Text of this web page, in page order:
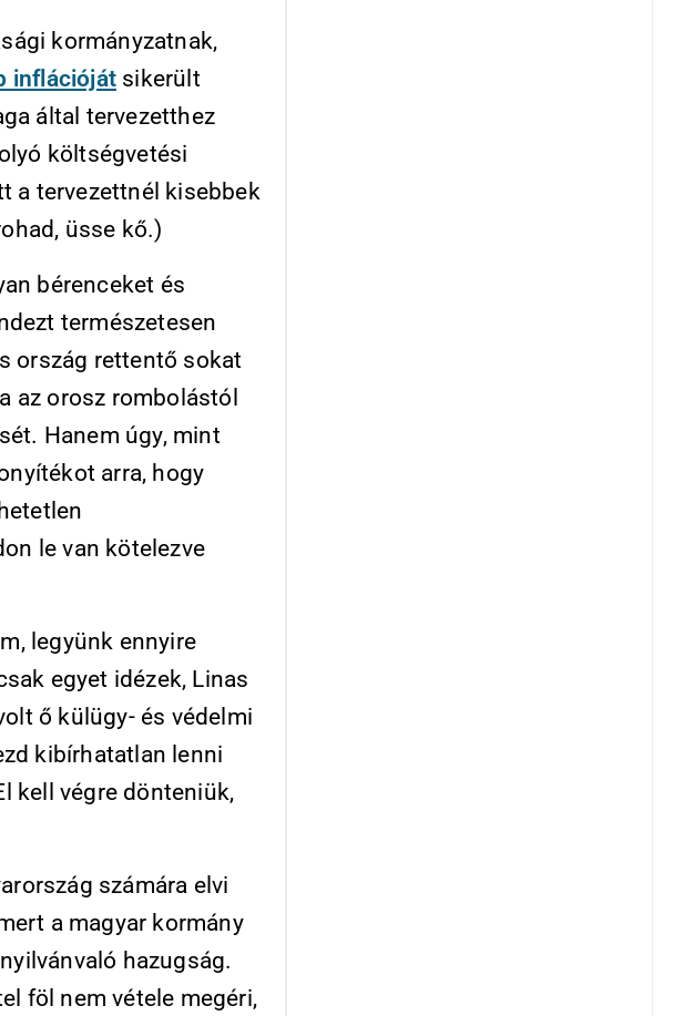
kormányzatnak,
inflációját sikerült
által tervezetthez
költségvetési
a tervezettnél kisebbek
üsse kő.)
bérenceket és
természetesen
ország rettentő sokat
az orosz rombolástól
Hanem úgy, mint
arra, hogy
le van kötelezve
legyünk ennyire
egyet idézek, Linas
ő külügy- és védelmi
kibírhatatlan lenni
kell végre dönteniük,
számára elvi
a magyar kormány
hazugság.
föl nem vétele megéri,